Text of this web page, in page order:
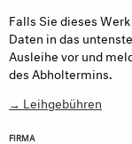
Falls Sie dieses
Daten in das
Ausleihe vor und
des Abholtermins.
→ Leihgebühren
FIRMA